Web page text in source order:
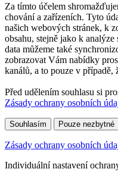
Za tímto účelem
chování a zařízeních. Tyto
našich webových stránek, k
obsahu, stejně jako k
data můžeme také
zobrazovat Vám nabídky
kanálů, a to pouze v
Před udělením souhlasu si
Zásady ochrany osobních
Souhlasím Pouze nezbytné
Zásady ochrany osobních
Individuální nastavení